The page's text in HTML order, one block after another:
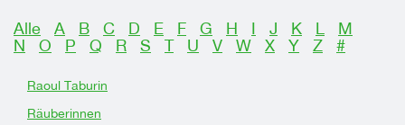
Alle A B C D E F G H I J K L
M
N
O P Q R S T U V W X Y Z #
Raoul Taburin
Räuberinnen